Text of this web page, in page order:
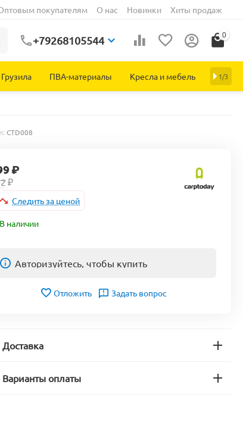
покупателям О нас Новинки Хиты продаж
+79268105544 0
Грузила ПВА-материалы Кресла и мебель 1/3
CTD008
₽
₽
Следить за ценой
В наличии
Авторизуйтесь, чтобы купить
Отложить Задать вопрос
Доставка
Варианты оплаты